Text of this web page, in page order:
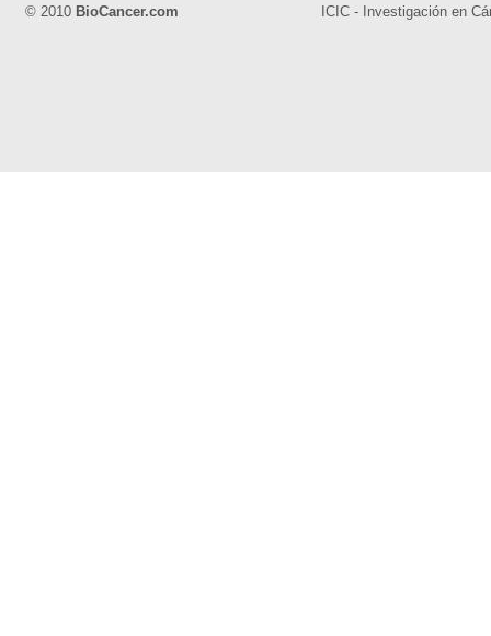
© 2010 BioCancer.com ICIC - Investigación en